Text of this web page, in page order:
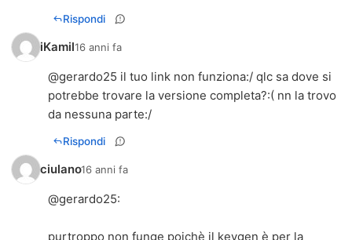
Rispondi
iKamil16 anni fa
@gerardo25 il tuo link non funziona:/ qlc sa dove si
potrebbe trovare la versione completa?:( nn la trovo
da nessuna parte:/
Rispondi
ciulano16 anni fa
@gerardo25:
purtroppo non funge poichè il keygen è per la